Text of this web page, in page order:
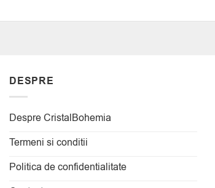
DESPRE
Despre CristalBohemia
Termeni si conditii
Politica de confidentialitate